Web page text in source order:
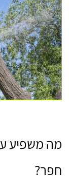
מה משפיע
חפר?